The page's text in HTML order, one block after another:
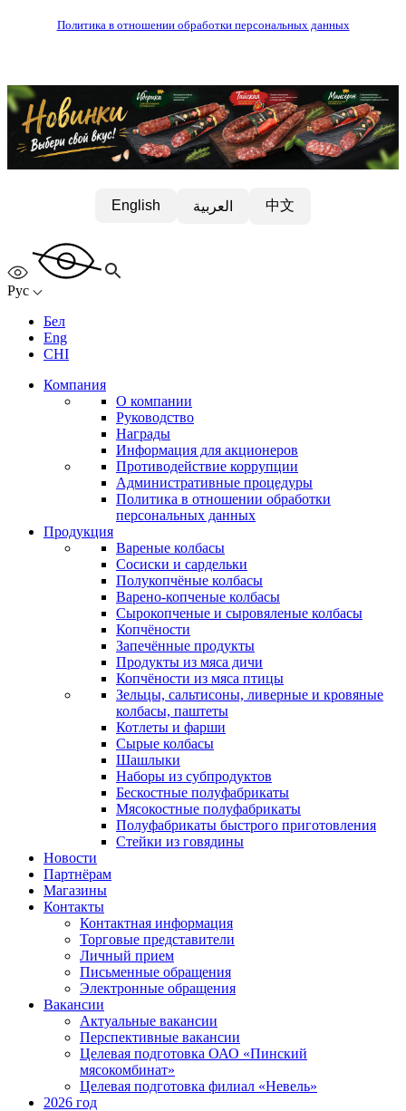
Политика в отношении обработки персональных данных
English العربية 中文
Рус
Бел
Eng
CHI
Компания
О компании
Руководство
Награды
Информация для акционеров
Противодействие коррупции
Административные процедуры
Политика в отношении обработки
персональных данных
Продукция
Вареные колбасы
Сосиски и сардельки
Полукопчёные колбасы
Варено-копченые колбасы
Сырокопченые и сыровяленые колбасы
Копчёности
Запечённые продукты
Продукты из мяса дичи
Копчёности из мяса птицы
Зельцы, сальтисоны, ливерные и кровяные
колбасы, паштеты
Котлеты и фарши
Сырые колбасы
Шашлыки
Наборы из субпродуктов
Бескостные полуфабрикаты
Мясокостные полуфабрикаты
Полуфабрикаты быстрого приготовления
Стейки из говядины
Новости
Партнёрам
Магазины
Контакты
Контактная информация
Торговые представители
Личный прием
Письменные обращения
Электронные обращения
Вакансии
Актуальные вакансии
Перспективные вакансии
Целевая подготовка ОАО «Пинский
мясокомбинат»
Целевая подготовка филиал «Невель»
2026 год